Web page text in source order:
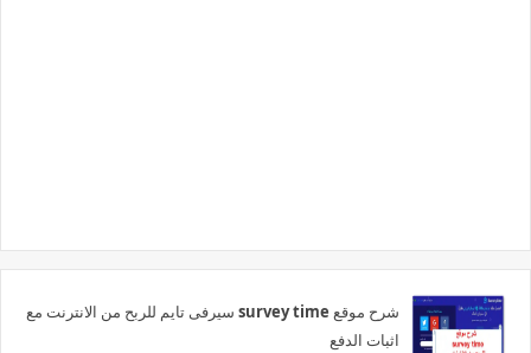
شرح موقع survey time سيرفى تايم للربح من الانترنت مع
اثبات الدفع